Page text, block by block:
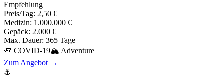
Empfehlung
Preis/Tag: 2,50 €
Medizin: 1.000.000 €
Gepäck: 2.000 €
Max. Dauer: 365 Tage
🦠 COVID-19🏔️ Adventure
Zum Angebot →
⚓